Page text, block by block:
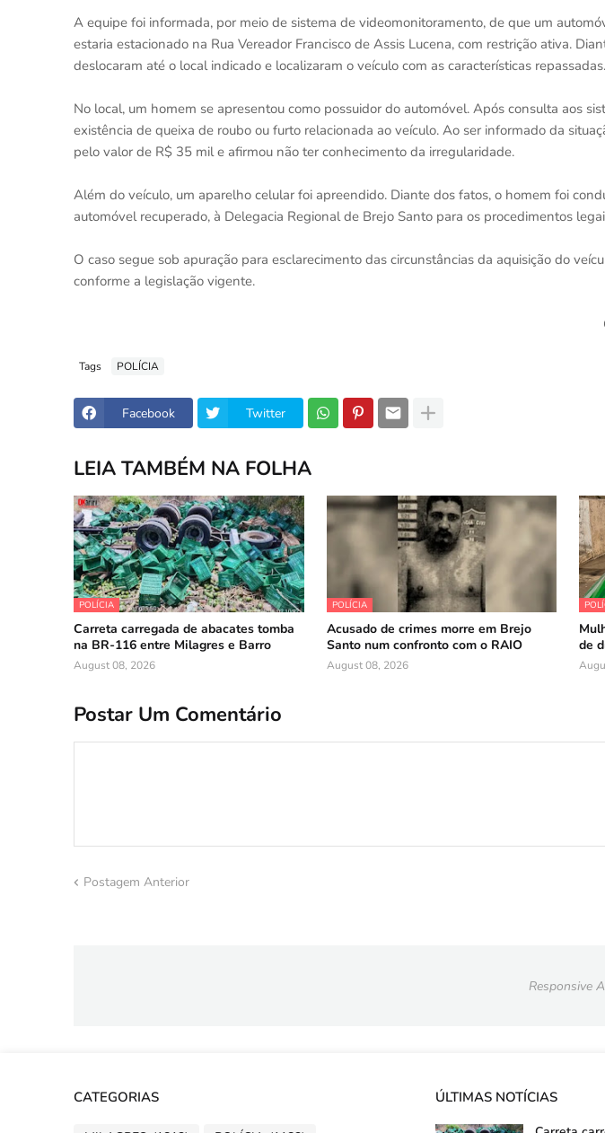
A equipe foi informada, por meio de sistema de videomonitoramento, de que um
estaria estacionado na Rua Vereador Francisco de Assis Lucena, com restrição ativa.
deslocaram até o local indicado e localizaram o veículo com as características repassadas.
No local, um homem se apresentou como possuidor do automóvel. Após consulta aos
existência de queixa de roubo ou furto relacionada ao veículo. Ao ser informado da
pelo valor de R$ 35 mil e afirmou não ter conhecimento da irregularidade.
Além do veículo, um aparelho celular foi apreendido. Diante dos fatos, o homem foi
automóvel recuperado, à Delegacia Regional de Brejo Santo para os procedimentos
O caso segue sob apuração para esclarecimento das circunstâncias da aquisição do
conforme a legislação vigente.
Tags POLÍCIA
Facebook Twitter
LEIA TAMBÉM NA FOLHA
POLÍCIA
Carreta carregada de abacates tomba
na BR-116 entre Milagres e Barro
August 08, 2026
POLÍCIA
Acusado de crimes morre em Brejo
Santo num confronto com o RAIO
August 08, 2026
de
Postar Um Comentário
Postagem Anterior
Responsive
CATEGORIAS ÚLTIMAS NOTÍCIAS